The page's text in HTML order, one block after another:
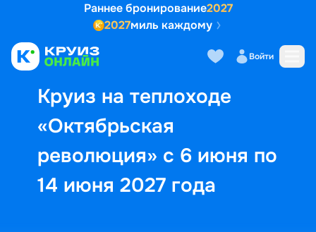
Раннее бронирование2027
2027миль каждому
Войти
Круиз на теплоходе
«Октябрьская
революция» с 6 июня по
14 июня 2027 года
Выбор кают Маршрут и